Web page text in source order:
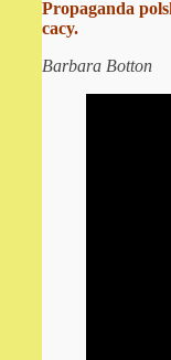
Propaganda
cacy.
Barbara Botton